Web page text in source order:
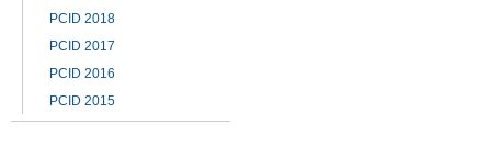
PCID 2018
PCID 2017
PCID 2016
PCID 2015